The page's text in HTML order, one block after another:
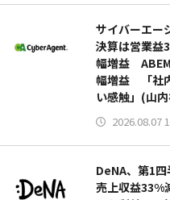
サイバーエー
決算は営業益
幅増益
幅増益 「社
い感触」(山
2026.08.07
DeNA、第1
売上収益33%